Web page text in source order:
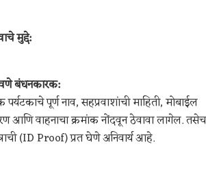
मुद्दे:
बंधनकारक:
पूर्ण नाव, सहप्रवाशांची माहिती, मोबाईल
आणि वाहनाचा क्रमांक नोंदवून ठेवावा लागेल. तसेच
(ID Proof) प्रत घेणे अनिवार्य आहे.